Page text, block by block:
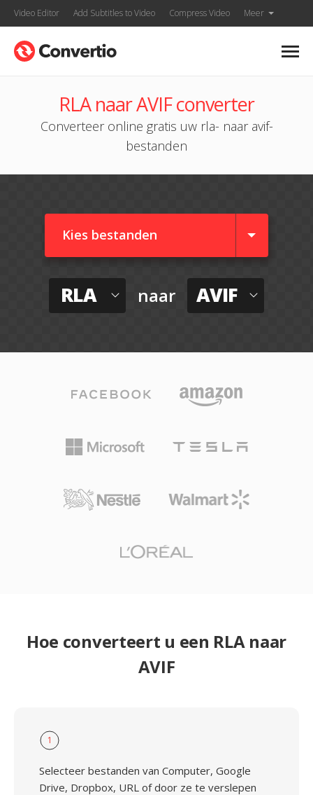
Video Editor Add Subtitles to Video Compress Video Meer
RLA naar AVIF converter
Converteer online gratis uw rla- naar avif-
bestanden
Kies bestanden
RLA naar AVIF
Hoe converteert u een RLA naar
AVIF
1
Selecteer bestanden van Computer, Google
Drive, Dropbox, URL of door ze te verslepen